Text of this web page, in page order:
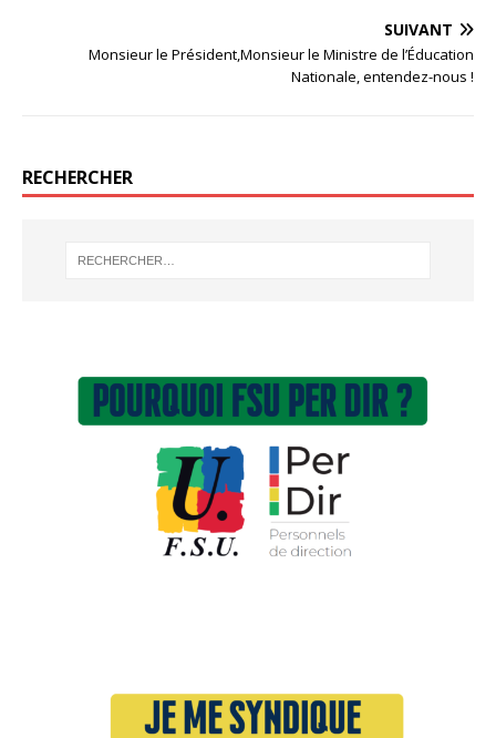
SUIVANT
Monsieur le Président,Monsieur le Ministre de l’Éducation
Nationale, entendez-nous !
RECHERCHER